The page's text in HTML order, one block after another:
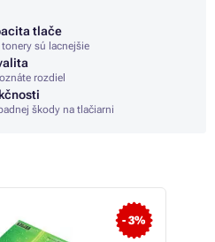
tlače
sú lacnejšie
rozdiel
škody na tlačiarni
- 3%